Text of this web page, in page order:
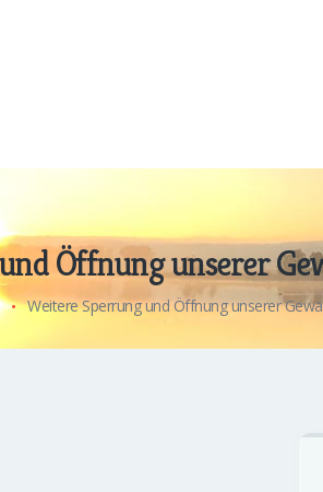
Öffnung unserer
Weitere Sperrung und Öffnung unserer